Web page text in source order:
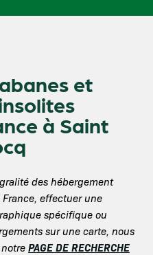
et
à Saint
des hébergement
effectuer une
spécifique ou
sur une carte, nous
PAGE DE RECHERCHE